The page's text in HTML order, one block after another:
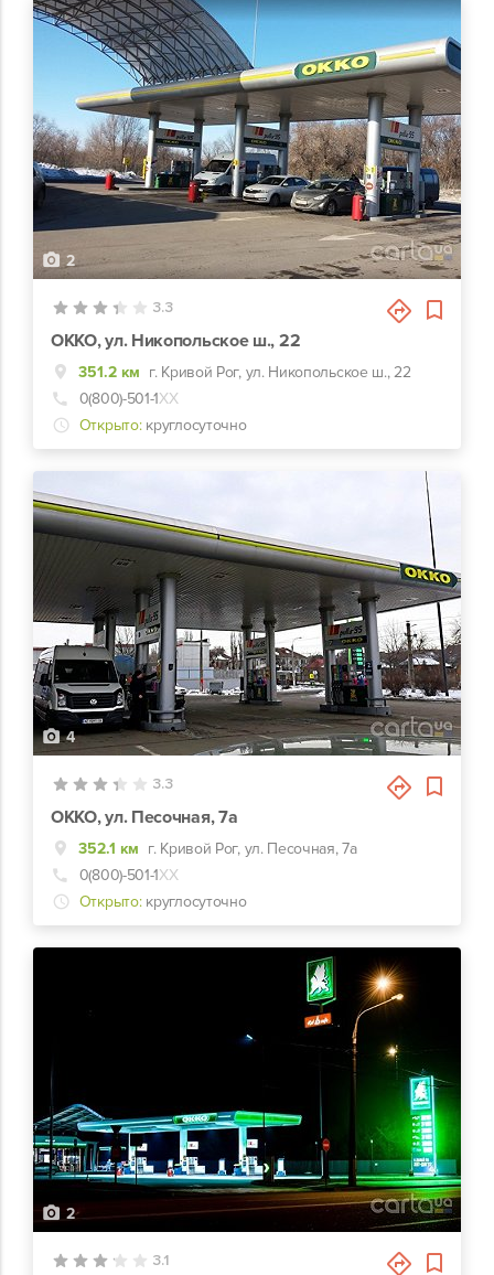
2
3.3
ОККО, ул. Никопольское ш., 22
351.2 км г. Кривой Рог, ул. Никопольское ш., 22
0(800)-501-1ХХ
Открыто: круглосуточно
4
3.3
ОККО, ул. Песочная, 7а
352.1 км г. Кривой Рог, ул. Песочная, 7а
0(800)-501-1ХХ
Открыто: круглосуточно
2
3.1